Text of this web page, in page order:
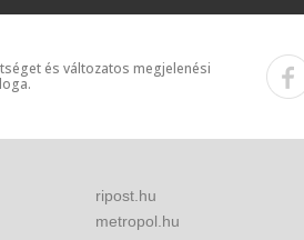
és változatos megjelenési
ripost.hu
metropol.hu